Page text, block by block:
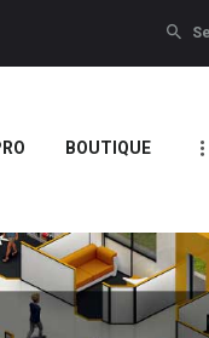
BOUTIQUE